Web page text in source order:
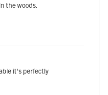
the woods.
it's perfectly